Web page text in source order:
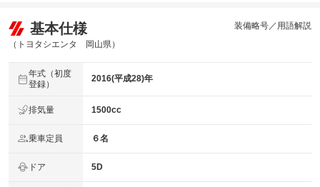
基本仕様
（トヨタシエンタ 岡山県）
装備略号／用語解説
年式（初度
登録）
2016(平成28)年
排気量 1500cc
乗車定員 ６名
ドア 5D